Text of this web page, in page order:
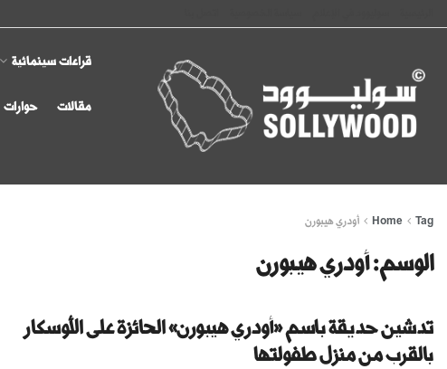
قراءات سينمائية
مقالات حوارات
Home Tag أودري هيبورن
الوسم:أودري هيبورن
تدشين حديقة باسم «أودري هيبورن» الحائزة على الأوسكار
بالقرب من منزل طفولتها